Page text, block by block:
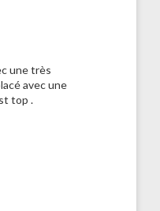
une très
avec une
top .